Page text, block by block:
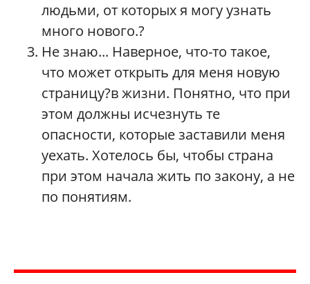
людьми, от которых я могу узнать
много нового.?
Не знаю... Наверное, что-то такое,
что может открыть для меня новую
страницу?в жизни. Понятно, что при
этом должны исчезнуть те
опасности, которые заставили меня
уехать. Хотелось бы, чтобы страна
при этом начала жить по закону, а не
по понятиям.